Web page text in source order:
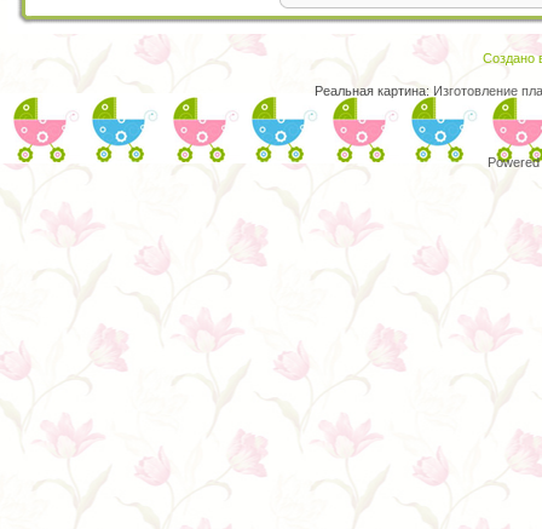
Создано
Реальная картина: Изготовление